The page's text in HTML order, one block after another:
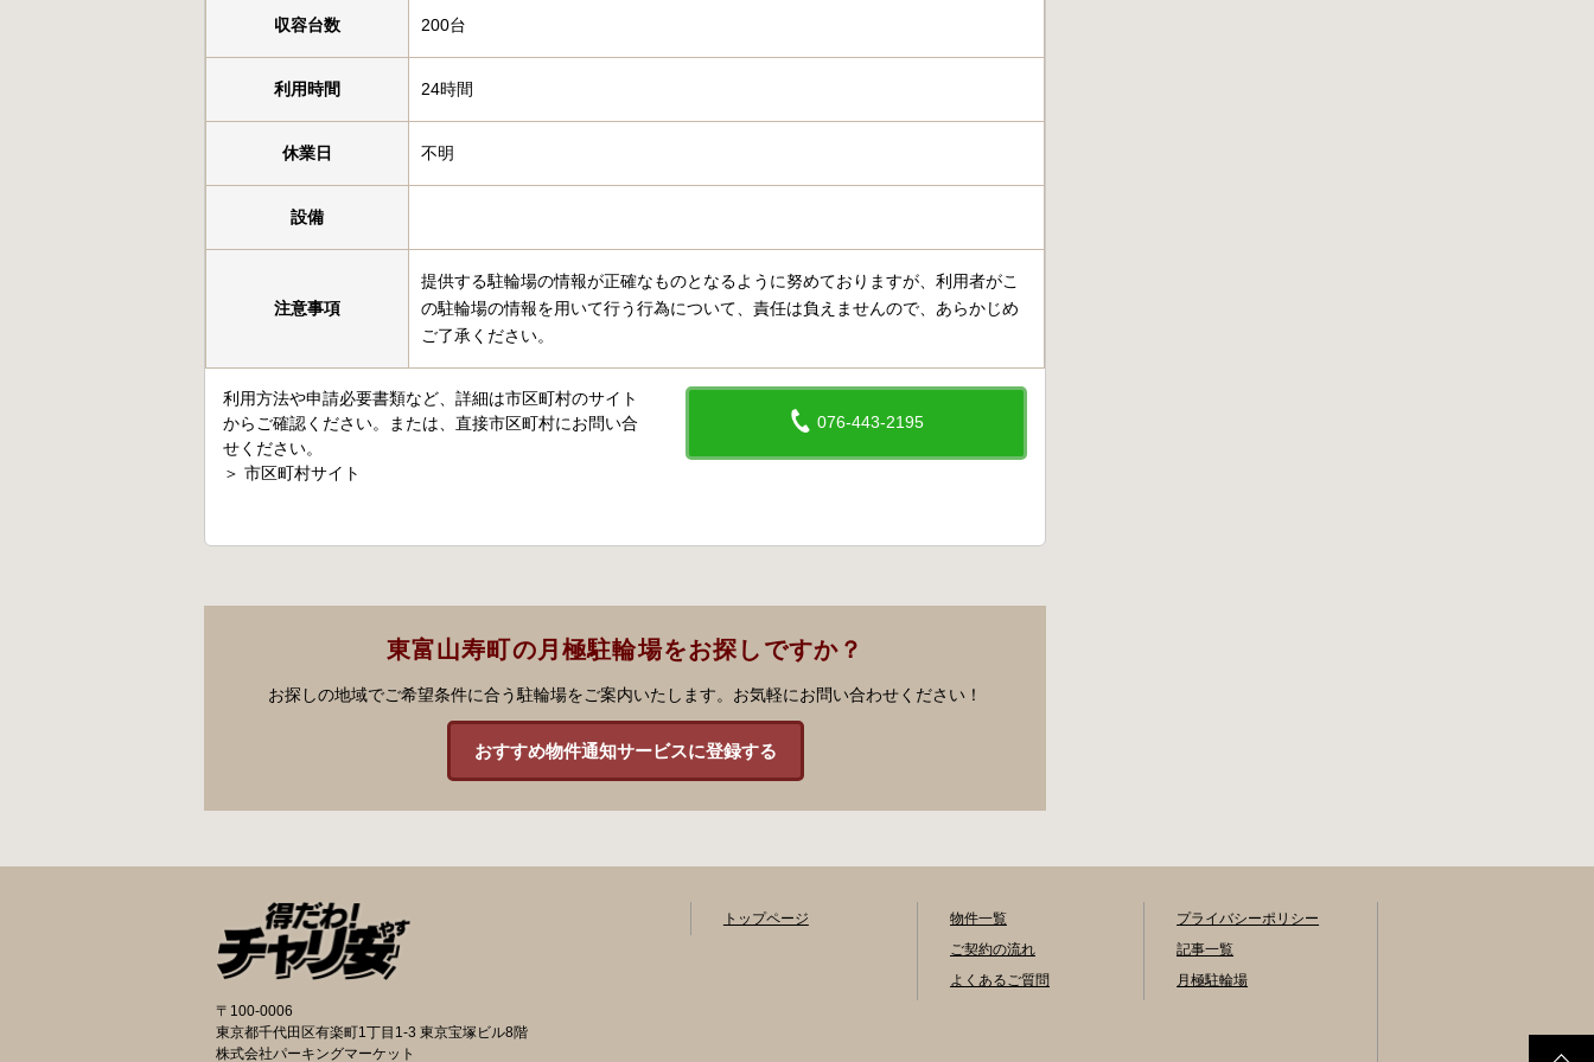
収容台数 200台
利用時間 24時間
休業日 不明
設備
注意事項
提供する駐輪場の情報が正確なものとなるように努めておりますが、利用者がこ
の駐輪場の情報を用いて行う行為について、責任は負えませんので、あらかじめ
ご了承ください。
076-443-2195
利用方法や申請必要書類など、詳細は市区町村のサイト
からご確認ください。または、直接市区町村にお問い合
せください。
＞ 市区町村サイト
東富山寿町の月極駐輪場をお探しですか？
お探しの地域でご希望条件に合う駐輪場をご案内いたします。お気軽にお問い合わせください！
おすすめ物件通知サービスに登録する
〒100-0006
東京都千代田区有楽町1丁目1-3 東京宝塚ビル8階
株式会社パーキングマーケット
トップページ
物件一覧
ご契約の流れ
よくあるご質問
プライバシーポリシー
記事一覧
月極駐輪場